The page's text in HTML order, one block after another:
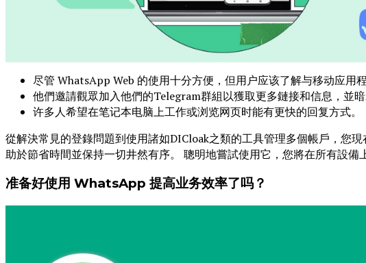
尽管 WhatsApp Web 的使用十分方便，但用户应该了解与移动应用程
他們邀請觀眾加入他們的Telegram群組以獲取更多鏈接和信息，並
许多人希望在笔记本电脑上工作或浏览网页时能有更快的回复方式。
從解決常見的登錄問題到使用諸如DICloak之類的工具管理多個帳戶，您
助於節省時間並保持一切井然有序。 聰明地嘗試使用它，您將在所有設
准备好使用 WhatsApp 提高业务效率了吗？